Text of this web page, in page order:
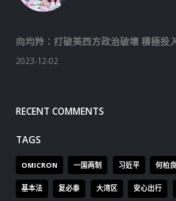
向均羚：打破美西方政治破壞 積極投
2023-12-02
RECENT COMMENTS
TAGS
OMICRON 一国两制 习近平 何柏良
基本法 复必泰 大湾区 安心出行